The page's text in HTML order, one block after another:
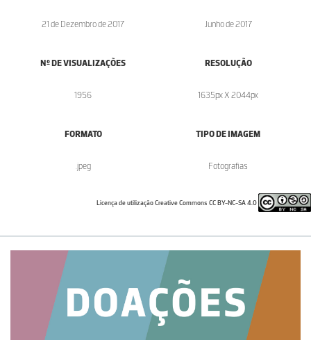
21 de Dezembro de 2017 Junho de 2017
Nº DE VISUALIZAÇÕES
1956
RESOLUÇÃO
1635px X 2044px
FORMATO
.jpeg
TIPO DE IMAGEM
Fotografias
Licença de utilização Creative Commons CC BY-NC-SA 4.0